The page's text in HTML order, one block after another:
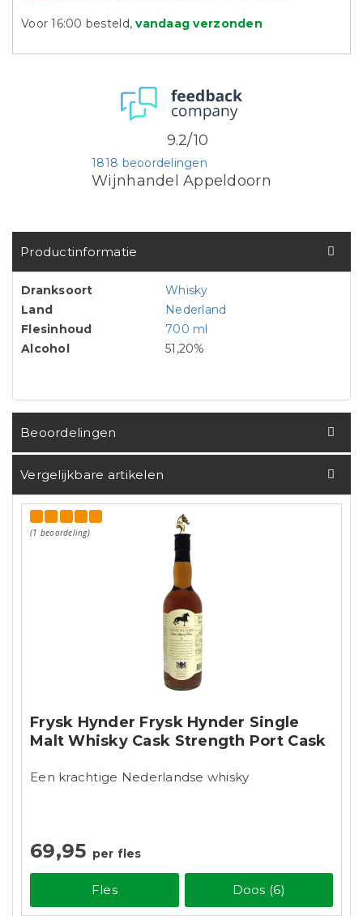
Voor 16:00 besteld,vandaag verzonden
Wijnhandel Appeldoorn
1818 beoordelingen
9.2/10
Productinformatie
Dranksoort
Whisky
Land
Nederland
Flesinhoud
700 ml
Alcohol
51,20%
Beoordelingen
Vergelijkbare artikelen
(1 beoordeling)
Frysk Hynder Frysk Hynder Single
Malt Whisky Cask Strength Port Cask
Een krachtige Nederlandse whisky
69,95 per fles
Fles Doos (6)